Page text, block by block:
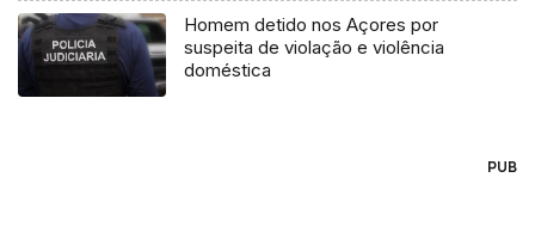
Homem detido nos Açores por
suspeita de violação e violência
doméstica
PUB